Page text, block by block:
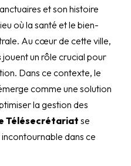
et son histoire
où la santé et le bien-
Au cœur de cette ville,
jouent un rôle crucial pour
Dans ce contexte, le
comme une solution
la gestion des
Télésecrétariat se
dans ce